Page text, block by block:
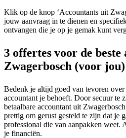
Klik op de knop ‘Accountants uit
jouw aanvraag in te dienen en
ontvangen die je op je gemak kunt
3 offertes voor de
Zwagerbosch (voor jou)
Bedenk je altijd goed van tevoren
accountant je behoeft. Door secuur te
betaalbare accountant uit
prettig om gerust gesteld te zijn dat je
professional die van aanpakken weet.
je financiën.